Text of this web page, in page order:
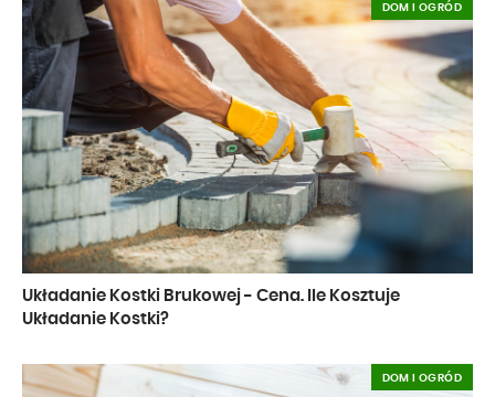
Układanie Kostki Brukowej - Cena. Ile Kosztuje
Układanie Kostki?
DOM I OGRÓD
DOM I OGRÓD